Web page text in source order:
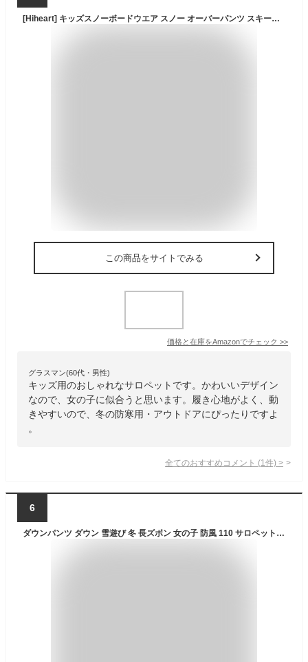
[Hiheart] キッズスノーボードウエア スノー オーバーパンツ スキーウェア ビブパンツ 子供 サロペット ダウンパンツ 雪遊び 防寒着 ベビー レッド 140
この商品をサイトでみる
価格と在庫をAmazonでチェック >>
グラスマン(60代・男性)
キッズ用のおしゃれなサロペットです。かわいいデザイン
なので、女の子に似合うと思います。履き心地がよく、動
きやすいので、冬の防寒用・アウトドアにぴったりですよ
。
全てのおすすめコメント (1 件) >
6
ダウンパンツ ダウン 雪遊び 冬 長ズボン 女の子 防風 110 サロペット 男の子 子供ズボン ジャンプスーツ 綿入り 厚手 カバーオール 防寒 ベビー服 通学 通園 登山 アウトドア 秋冬 80 90 100 キッズ服